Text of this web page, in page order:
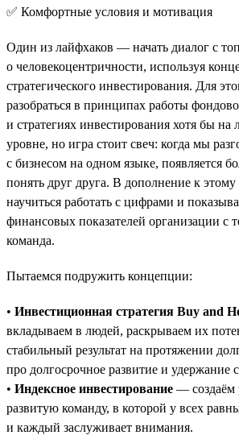
✅ Комфортные условия и мотивация
Один из лайфхаков — начать диалог с
о человекоцентричности, используя
стратегического инвестирования. Для
разобраться в принципах работы
и стратегиях инвестирования хотя бы на
уровне, но игра стоит свеч: когда мы
с бизнесом на одном языке, появляется
понять друг друга. В дополнение к
научиться работать с цифрами и
финансовых показателей организации с
команда.
Пытаемся подружить концепции:
• Инвестиционная стратегия Buy and
вкладываем в людей, раскрываем их
стабильный результат на протяжении
про долгосрочное развитие и удержание
• Индексное инвестирование — создаём
развитую команду, в которой у всех
и каждый заслуживает внимания.